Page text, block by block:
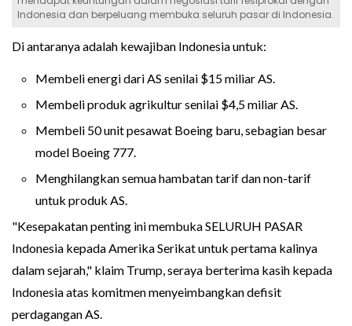
Indonesia dan berpeluang membuka seluruh pasar di Indonesia.
Di antaranya adalah kewajiban Indonesia untuk:
Membeli energi dari AS senilai $15 miliar AS.
Membeli produk agrikultur senilai $4,5 miliar AS.
Membeli 50 unit pesawat Boeing baru, sebagian besar
model Boeing 777.
Menghilangkan semua hambatan tarif dan non-tarif
untuk produk AS.
"Kesepakatan penting ini membuka SELURUH PASAR
Indonesia kepada Amerika Serikat untuk pertama kalinya
dalam sejarah," klaim Trump, seraya berterima kasih kepada
Indonesia atas komitmen menyeimbangkan defisit
perdagangan AS.